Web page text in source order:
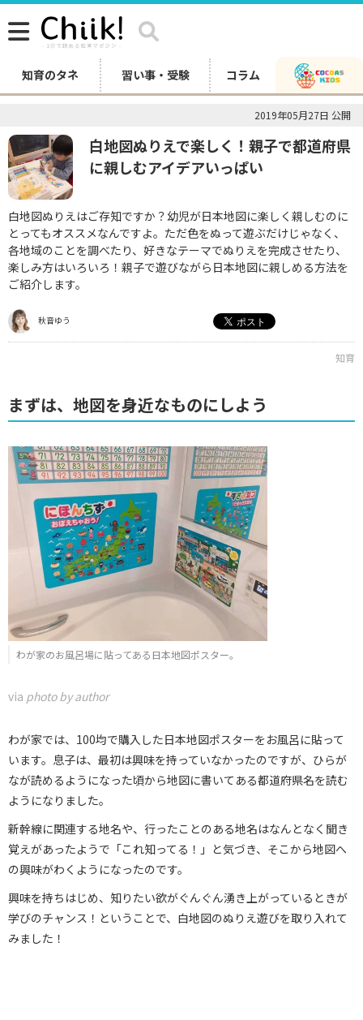
知育のタネ 習い事・受験 コラム
2019年05月27日 公開
白地図ぬりえで楽しく！親子で都道府県
に親しむアイデアいっぱい
白地図ぬりえはご存知ですか？幼児が日本地図に楽しく親しむのに
とってもオススメなんですよ。ただ色をぬって遊ぶだけじゃなく、
各地域のことを調べたり、好きなテーマでぬりえを完成させたり、
楽しみ方はいろいろ！親子で遊びながら日本地図に親しめる方法を
ご紹介します。
秋音ゆう
知育
まずは、地図を身近なものにしよう
わが家のお風呂場に貼ってある日本地図ポスター。
via photo by author
わが家では、100均で購入した日本地図ポスターをお風呂に貼って
います。息子は、最初は興味を持っていなかったのですが、ひらが
なが読めるようになった頃から地図に書いてある都道府県名を読む
ようになりました。
新幹線に関連する地名や、行ったことのある地名はなんとなく聞き
覚えがあったようで「これ知ってる！」と気づき、そこから地図へ
の興味がわくようになったのです。
興味を持ちはじめ、知りたい欲がぐんぐん湧き上がっているときが
学びのチャンス！ということで、白地図のぬりえ遊びを取り入れて
みました！